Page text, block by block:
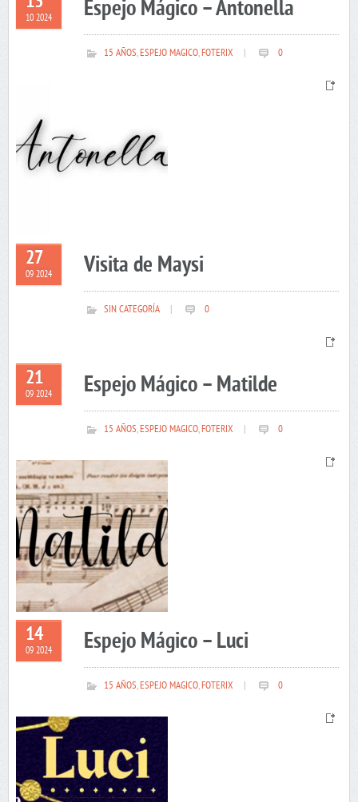
10 2024 Espejo Mágico – Antonella
15 AÑOS,ESPEJO MAGICO,FOTERIX 0
27
09 2024 Visita de Maysi
SIN CATEGORÍA 0
21
09 2024 Espejo Mágico – Matilde
15 AÑOS,ESPEJO MAGICO,FOTERIX 0
14
09 2024 Espejo Mágico – Luci
15 AÑOS,ESPEJO MAGICO,FOTERIX 0